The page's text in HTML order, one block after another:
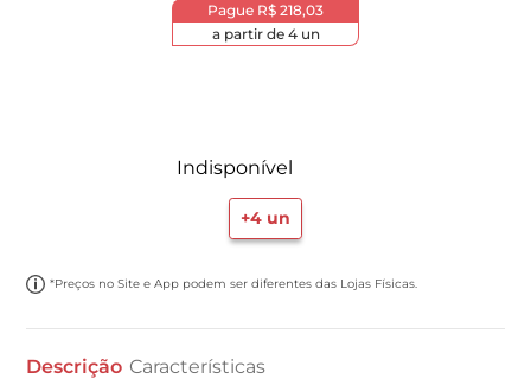
Pague R$ 218,03
a partir de 4un
Indisponível
+4 un
*Preços no Site e App podem ser diferentes das Lojas Físicas.
Descrição Características